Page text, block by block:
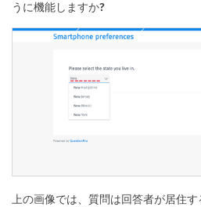
うに機能しますか?
上の画像では、質問は回答者が居住